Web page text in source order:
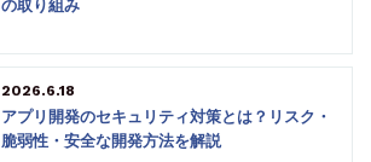
の取り組み
2026.6.18
アプリ開発のセキュリティ対策とは？リスク・
脆弱性・安全な開発方法を解説